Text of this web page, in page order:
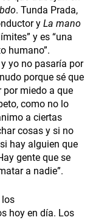
. Tunda Prada,
y La mano
y es “una
humano”.
yo no pasaría por
porque sé que
por miedo a que
como no lo
a ciertas
cosas y si no
hay alguien que
gente que se
a nadie”.
los
hoy en día. Los